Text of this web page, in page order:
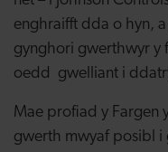
enghraifft dda o hyn,
gynghori gwerthwyr y
oedd gwelliant i
Mae profiad y Fargen
gwerth mwyaf posibl i